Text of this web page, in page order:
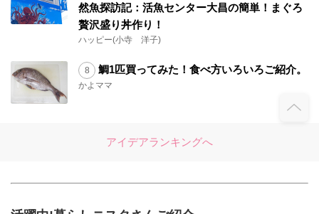
然魚探訪記：活魚センター大昌の簡単！まぐろ
贅沢盛り丼作り！
ハッピー(小寺 洋子)
鯛1匹買ってみた！食べ方いろいろご紹介。
かよママ
アイデアランキングへ